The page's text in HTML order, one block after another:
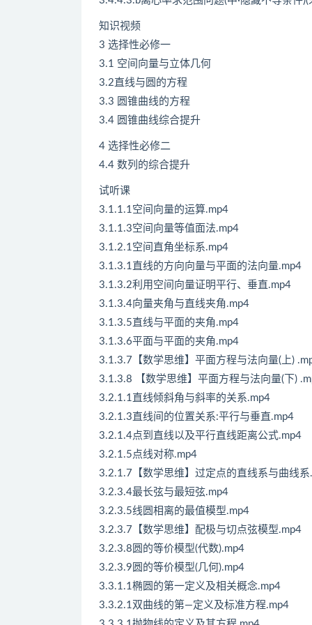
知识视频
3 选择性必修一
3.1 空间向量与立体几何
3.2直线与圆的方程
3.3 圆锥曲线的方程
3.4 圆锥曲线综合提升
4 选择性必修二
4.4 数列的综合提升
试听课
3.1.1.1空间向量的运算.mp4
3.1.1.3空间向量等值面法.mp4
3.1.2.1空间直角坐标系.mp4
3.1.3.1直线的方向向量与平面的法向量.mp4
3.1.3.2利用空间向量证明平行、垂直.mp4
3.1.3.4向量夹角与直线夹角.mp4
3.1.3.5直线与平面的夹角.mp4
3.1.3.6平面与平面的夹角.mp4
3.1.3.7【数学思维】平面方程与法向量(上)
3.1.3.8 【数学思维】平面方程与法向量(下)
3.2.1.1直线倾斜角与斜率的关系.mp4
3.2.1.3直线间的位置关系:平行与垂直.mp4
3.2.1.4点到直线以及平行直线距离公式.mp4
3.2.1.5点线对称.mp4
3.2.1.7【数学思维】过定点的直线系与曲线系
3.2.3.4最长弦与最短弦.mp4
3.2.3.5线圆相离的最值模型.mp4
3.2.3.7【数学思维】配极与切点弦模型.mp4
3.2.3.8圆的等价模型(代数).mp4
3.2.3.9圆的等价模型(几何).mp4
3.3.1.1椭圆的第一定义及相关概念.mp4
3.3.2.1双曲线的第—定义及标准方程.mp4